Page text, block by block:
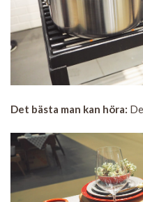
Det bästa man kan höra: